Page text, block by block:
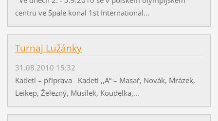
centru ve Spale konal 1st International...
Turnaj Lužánky
31.08.2010 15:32
Kadeti – příprava Kadeti ,,A“ – Masař, Novák, Mrázek,
Leikep, Železný, Musílek, Koudelka,...